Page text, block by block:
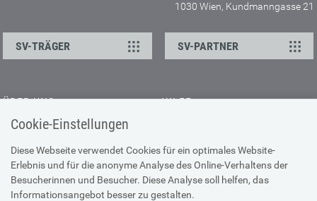
Cookie-Einstellungen
Diese Webseite verwendet Cookies für ein optimales Website-
Erlebnis und für die anonyme Analyse des Online-Verhaltens der
Besucherinnen und Besucher. Diese Analyse soll helfen, das
Informationsangebot besser zu gestalten.
1030 Wien, Kundmanngasse 21
SV-TRÄGER SV-PARTNER
ÜBER UNS
Kontakt
Offene Stellen
Presse
HILFE
Browser-Info & Sicherheit
Hilfe zur Suche
Technische Unterstützung